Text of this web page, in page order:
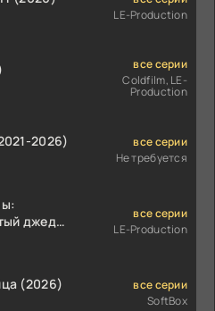
LE-Production
все серии
Coldfilm, LE-
Production
2026)
все серии
Не требуется
джедай
все серии
LE-Production
(2026)
все серии
SoftBox